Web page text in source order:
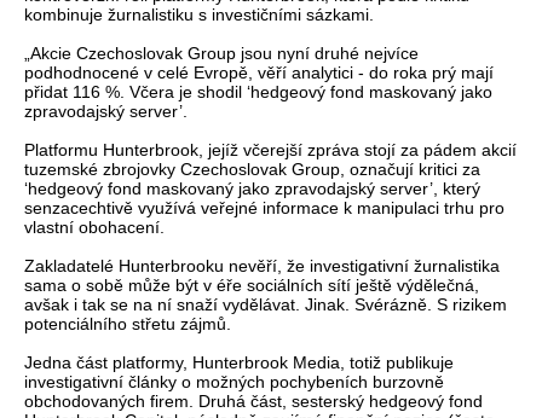
kombinuje žurnalistiku s investičními sázkami.
„Akcie Czechoslovak Group jsou nyní druhé nejvíce
podhodnocené v celé Evropě, věří analytici - do roka prý mají
přidat 116 %. Včera je shodil ‘hedgeový fond maskovaný jako
zpravodajský server’.
Platformu Hunterbrook, jejíž včerejší zpráva stojí za pádem akcií
tuzemské zbrojovky Czechoslovak Group, označují kritici za
‘hedgeový fond maskovaný jako zpravodajský server’, který
senzacechtivě využívá veřejné informace k manipulaci trhu pro
vlastní obohacení.
Zakladatelé Hunterbrooku nevěří, že investigativní žurnalistika
sama o sobě může být v éře sociálních sítí ještě výdělečná,
avšak i tak se na ní snaží vydělávat. Jinak. Svérázně. S rizikem
potenciálního střetu zájmů.
Jedna část platformy, Hunterbrook Media, totiž publikuje
investigativní články o možných pochybeních burzovně
obchodovaných firem. Druhá část, sesterský hedgeový fond